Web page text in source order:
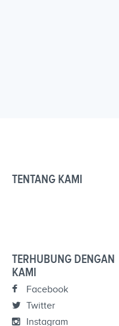
TENTANG KAMI
TERHUBUNG DENGAN
KAMI
Facebook
Twitter
Instagram